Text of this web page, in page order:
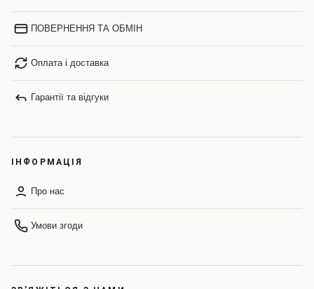
ПОВЕРНЕННЯ ТА ОБМІН
Оплата і доставка
Гарантії та відгуки
ІНФОРМАЦІЯ
Про нас
Умови згоди